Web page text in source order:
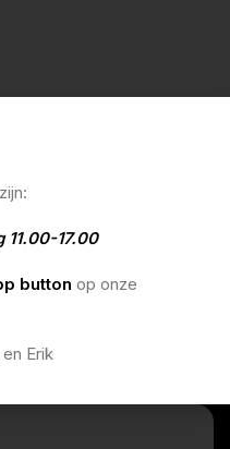
17.00
button op onze
Erik